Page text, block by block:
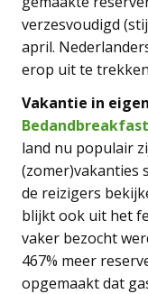
verzesvoudigd
april.
erop uit te
Vakantie in
land nu populair
(zomer)vakanties
de reizigers
blijkt ook uit het
vaker bezocht
467% meer
opgemaakt dat